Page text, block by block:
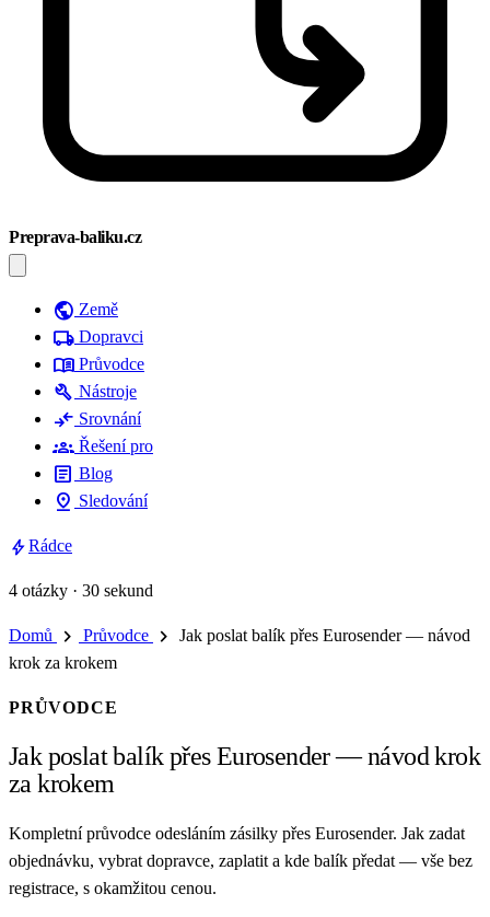
Preprava-baliku.cz
public Země
local_shipping Dopravci
menu_book Průvodce
build Nástroje
compare_arrows Srovnání
groups Řešení pro
article Blog
pin_drop Sledování
boltRádce
4 otázky · 30 sekund
Domů chevron_right Průvodce chevron_right
Jak poslat balík přes Eurosender — návod
krok za krokem
PRŮVODCE
Jak poslat balík přes Eurosender — návod krok
za krokem
Kompletní průvodce odesláním zásilky přes Eurosender. Jak zadat
objednávku, vybrat dopravce, zaplatit a kde balík předat — vše bez
registrace, s okamžitou cenou.